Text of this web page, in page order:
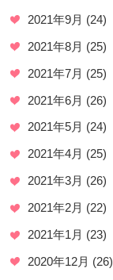
2021年9月 (24)
2021年8月 (25)
2021年7月 (25)
2021年6月 (26)
2021年5月 (24)
2021年4月 (25)
2021年3月 (26)
2021年2月 (22)
2021年1月 (23)
2020年12月 (26)